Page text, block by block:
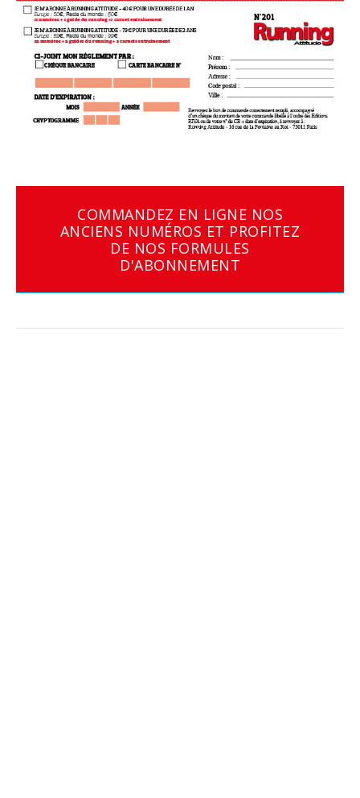
COMMANDEZ EN LIGNE NOS
ANCIENS NUMÉROS ET PROFITEZ
DE NOS FORMULES
D'ABONNEMENT